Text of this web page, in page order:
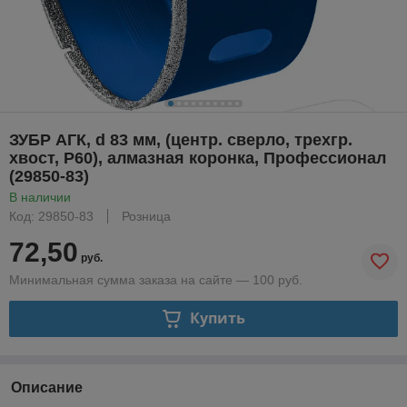
ЗУБР АГК, d 83 мм, (центр. сверло, трехгр.
хвост, Р60), алмазная коронка, Профессионал
(29850-83)
В наличии
Код: 29850-83
Розница
72,50 руб.
Минимальная сумма заказа на сайте — 100 руб.
Купить
Описание